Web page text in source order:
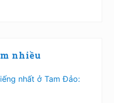
nhiều
nhất ở Tam Đảo: